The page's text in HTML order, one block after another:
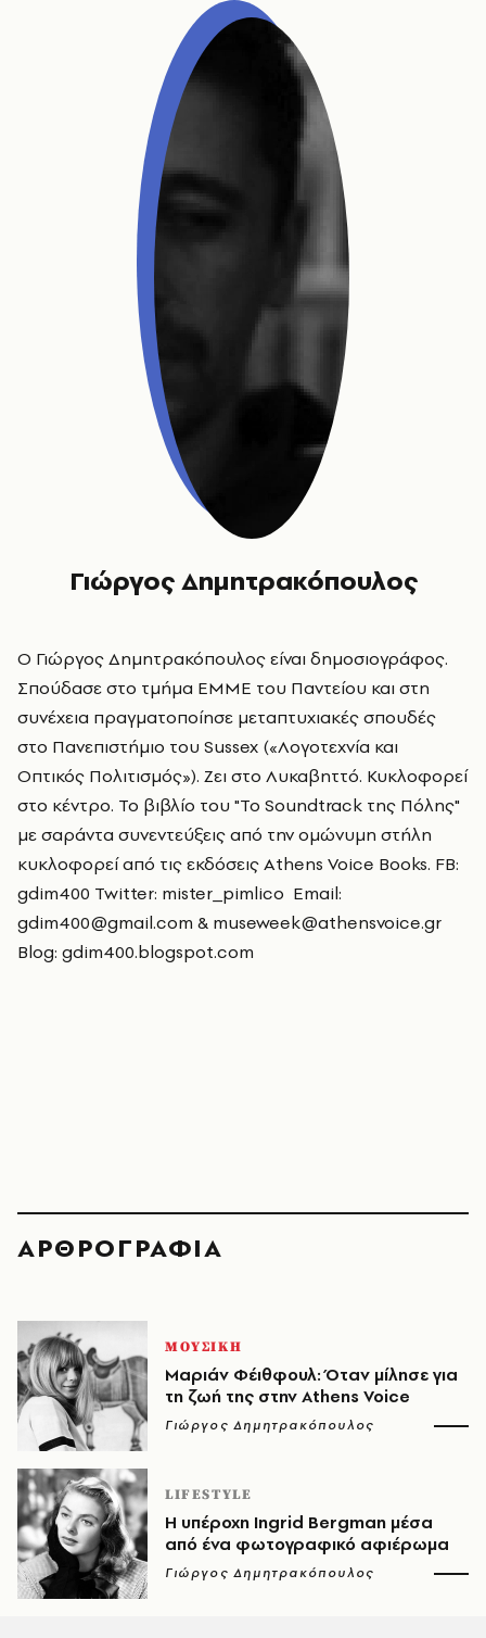
Γιώργος Δημητρακόπουλος
O Γιώργος Δημητρακόπουλος είναι δημοσιογράφος.
Σπούδασε στο τμήμα ΕΜΜΕ του Παντείου και στη
συνέχεια πραγματοποίησε μεταπτυχιακές σπουδές
στο Πανεπιστήμιο του Sussex («Λογοτεχνία και
Οπτικός Πολιτισμός»). Zει στο Λυκαβηττό. Κυκλοφορεί
στο κέντρο. To βιβλίο του "Το Soundtrack της Πόλης"
με σαράντα συνεντεύξεις από την ομώνυμη στήλη
κυκλοφορεί από τις εκδόσεις Αthens Voice Books. FB:
gdim400 Twitter: mister_pimlico Email:
gdim400@gmail.com & museweek@athensvoice.gr
Blog: gdim400.blogspot.com
ΑΡΘΡΟΓΡΑΦΙΑ
ΜΟΥΣΙΚΗ
Μαριάν Φέιθφουλ: Όταν μίλησε για
τη ζωή της στην Athens Voice
Γιώργος Δημητρακόπουλος
LIFESTYLE
Η υπέροχη Ingrid Bergman μέσα
από ένα φωτογραφικό αφιέρωμα
Γιώργος Δημητρακόπουλος